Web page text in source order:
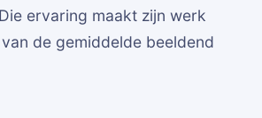
ervaring maakt zijn werk
de gemiddelde beeldend